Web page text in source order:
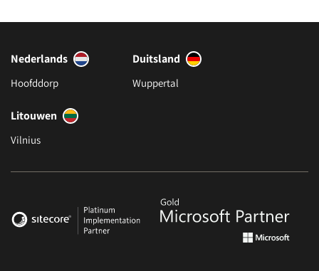
Nederlands
Hoofddorp
Duitsland
Wuppertal
Litouwen
Vilnius